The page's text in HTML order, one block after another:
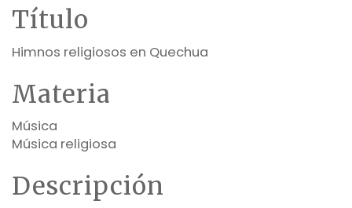
Título
Himnos religiosos en Quechua
Materia
Música
Música religiosa
Descripción